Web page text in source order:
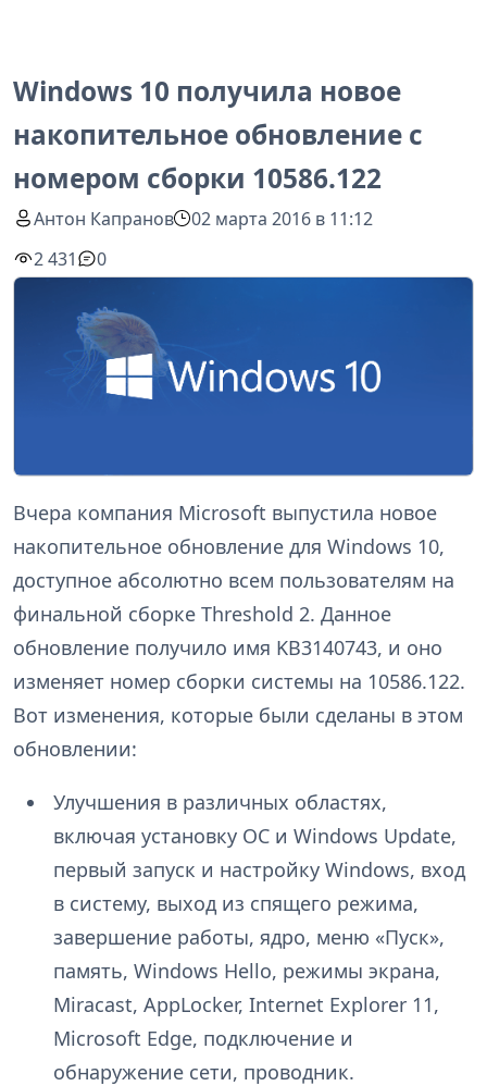
Windows 10 получила новое
накопительное обновление с
номером сборки 10586.122
Антон Капранов
02 марта 2016 в 11:12
2 431
0
Вчера компания Microsoft выпустила новое
накопительное обновление для Windows 10,
доступное абсолютно всем пользователям на
финальной сборке Threshold 2. Данное
обновление получило имя KB3140743, и оно
изменяет номер сборки системы на 10586.122.
Вот изменения, которые были сделаны в этом
обновлении:
Улучшения в различных областях,
включая установку ОС и Windows Update,
первый запуск и настройку Windows, вход
в систему, выход из спящего режима,
завершение работы, ядро, меню «Пуск»,
память, Windows Hello, режимы экрана,
Miracast, AppLocker, Internet Explorer 11,
Microsoft Edge, подключение и
обнаружение сети, проводник.